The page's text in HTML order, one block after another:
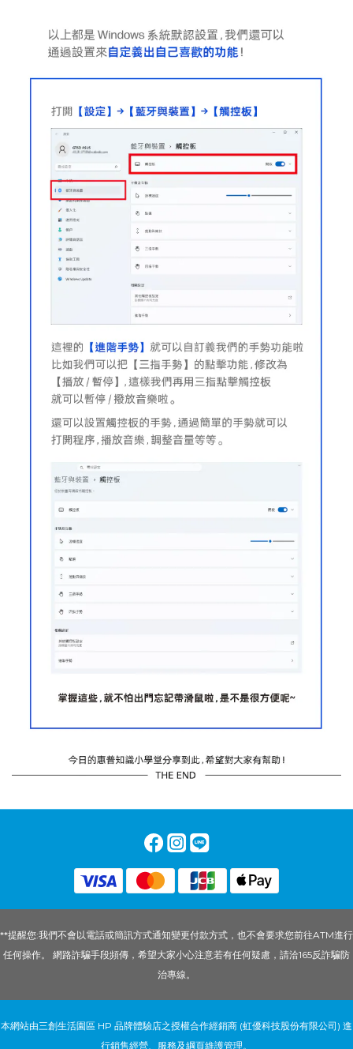
**提醒您:我們不會以電話或簡訊方式通知變更付款方式，也不會要求您前往ATM進行
任何操作。 網路詐騙手段頻傳，希望大家小心注意若有任何疑慮，請洽165反詐騙防
治專線。
本網站由三創生活園區 HP 品牌體驗店之授權合作經銷商 (虹優科技股份有限公司) 進
行銷售經營、服務及綱頁維護管理。